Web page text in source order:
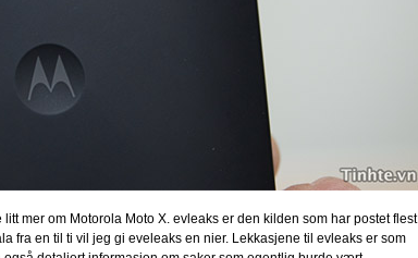
mer om Motorola Moto X. evleaks er den kilden som har postet flest
fra en til ti vil jeg gi eveleaks en nier. Lekkasjene til evleaks er som